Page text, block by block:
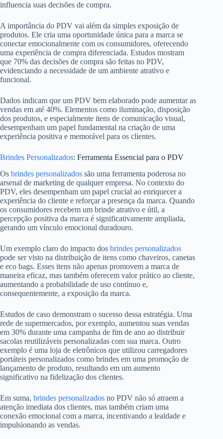
influencia suas decisões de compra.
A importância do PDV vai além da simples exposição de
produtos. Ele cria uma oportunidade única para a marca se
conectar emocionalmente com os consumidores, oferecendo
uma experiência de compra diferenciada. Estudos mostram
que 70% das decisões de compra são feitas no PDV,
evidenciando a necessidade de um ambiente atrativo e
funcional.
Dados indicam que um PDV bem elaborado pode aumentar as
vendas em até 40%. Elementos como iluminação, disposição
dos produtos, e especialmente itens de comunicação visual,
desempenham um papel fundamental na criação de uma
experiência positiva e memorável para os clientes.
Brindes Personalizados: Ferramenta Essencial para o PDV
Os brindes personalizados são uma ferramenta poderosa no
arsenal de marketing de qualquer empresa. No contexto do
PDV, eles desempenham um papel crucial ao enriquecer a
experiência do cliente e reforçar a presença da marca. Quando
os consumidores recebem um brinde atrativo e útil, a
percepção positiva da marca é significativamente ampliada,
gerando um vínculo emocional duradouro.
Um exemplo claro do impacto dos brindes personalizados
pode ser visto na distribuição de itens como chaveiros, canetas
e eco bags. Esses itens não apenas promovem a marca de
maneira eficaz, mas também oferecem valor prático ao cliente,
aumentando a probabilidade de uso contínuo e,
consequentemente, a exposição da marca.
Estudos de caso demonstram o sucesso dessa estratégia. Uma
rede de supermercados, por exemplo, aumentou suas vendas
em 30% durante uma campanha de fim de ano ao distribuir
sacolas reutilizáveis personalizadas com sua marca. Outro
exemplo é uma loja de eletrônicos que utilizou carregadores
portáteis personalizados como brindes em uma promoção de
lançamento de produto, resultando em um aumento
significativo na fidelização dos clientes.
Em suma, brindes personalizados no PDV não só atraem a
atenção imediata dos clientes, mas também criam uma
conexão emocional com a marca, incentivando a lealdade e
impulsionando as vendas.